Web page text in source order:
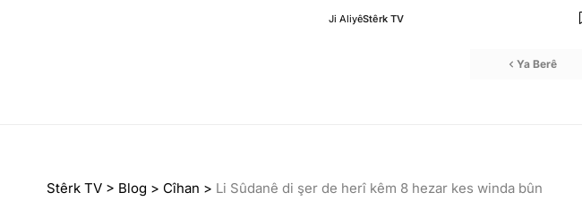
Ji AliyêStêrk TV
Ya Berê
Stêrk TV > Blog > Cîhan > Li Sûdanê di şer de herî kêm 8 hezar kes winda bûn